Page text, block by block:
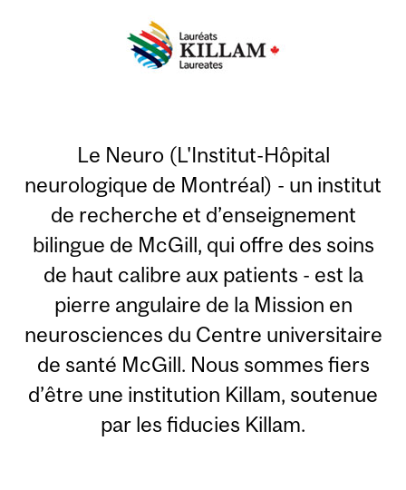
Le Neuro (L'Institut-Hôpital
neurologique de Montréal) - un institut
de recherche et d’enseignement
bilingue de McGill, qui offre des soins
de haut calibre aux patients - est la
pierre angulaire de la Mission en
neurosciences du Centre universitaire
de santé McGill. Nous sommes fiers
d’être une institution Killam, soutenue
par les fiducies Killam.